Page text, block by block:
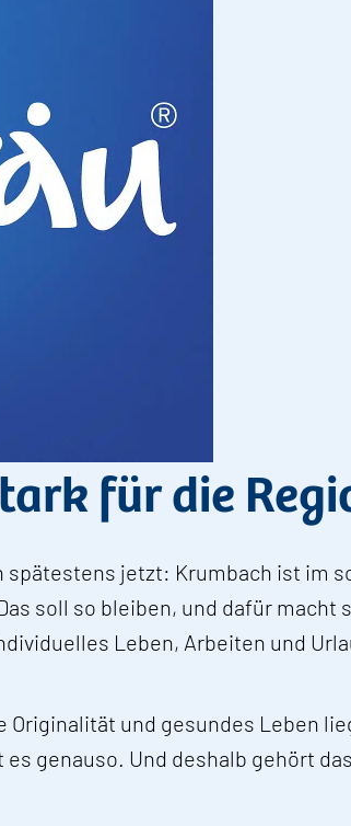
für die
jetzt: Krumbach ist im
soll so bleiben, und dafür macht
Leben, Arbeiten und
und gesundes Leben
genauso. Und deshalb gehört